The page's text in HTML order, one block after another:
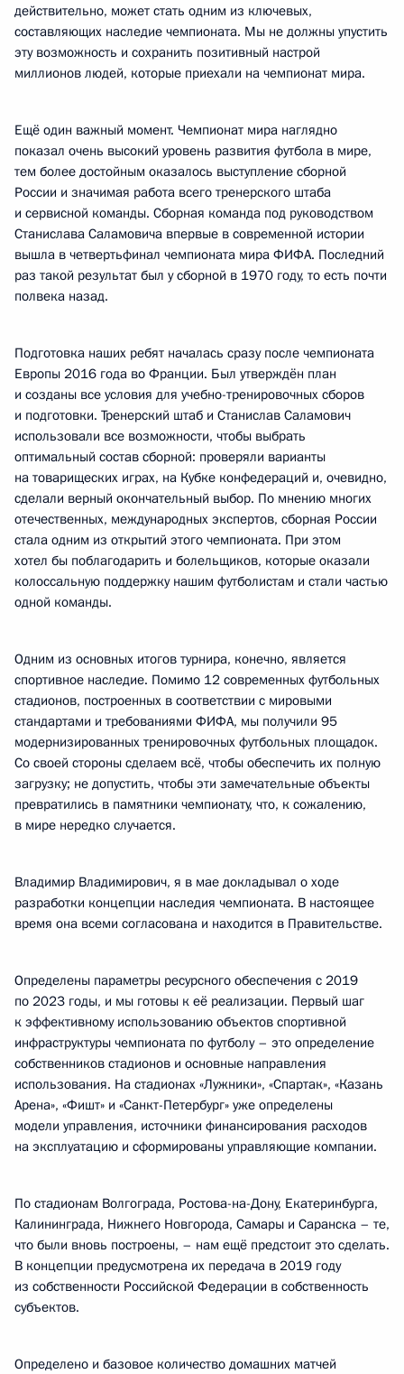
действительно, может стать одним из ключевых,
составляющих наследие чемпионата. Мы не должны упустить
эту возможность и сохранить позитивный настрой
миллионов людей, которые приехали на чемпионат мира.
Ещё один важный момент. Чемпионат мира наглядно
показал очень высокий уровень развития футбола в мире,
тем более достойным оказалось выступление сборной
России и значимая работа всего тренерского штаба
и сервисной команды. Сборная команда под руководством
Станислава Саламовича впервые в современной истории
вышла в четвертьфинал чемпионата мира ФИФА. Последний
раз такой результат был у сборной в 1970 году, то есть почти
полвека назад.
Подготовка наших ребят началась сразу после чемпионата
Европы 2016 года во Франции. Был утверждён план
и созданы все условия для учебно-тренировочных сборов
и подготовки. Тренерский штаб и Станислав Саламович
использовали все возможности, чтобы выбрать
оптимальный состав сборной: проверяли варианты
на товарищеских играх, на Кубке конфедераций и, очевидно,
сделали верный окончательный выбор. По мнению многих
отечественных, международных экспертов, сборная России
стала одним из открытий этого чемпионата. При этом
хотел бы поблагодарить и болельщиков, которые оказали
колоссальную поддержку нашим футболистам и стали частью
одной команды.
Одним из основных итогов турнира, конечно, является
спортивное наследие. Помимо 12 современных футбольных
стадионов, построенных в соответствии с мировыми
стандартами и требованиями ФИФА, мы получили 95
модернизированных тренировочных футбольных площадок.
Со своей стороны сделаем всё, чтобы обеспечить их полную
загрузку; не допустить, чтобы эти замечательные объекты
превратились в памятники чемпионату, что, к сожалению,
в мире нередко случается.
Владимир Владимирович, я в мае докладывал о ходе
разработки концепции наследия чемпионата. В настоящее
время она всеми согласована и находится в Правительстве.
Определены параметры ресурсного обеспечения с 2019
по 2023 годы, и мы готовы к её реализации. Первый шаг
к эффективному использованию объектов спортивной
инфраструктуры чемпионата по футболу – это определение
собственников стадионов и основные направления
использования. На стадионах «Лужники», «Спартак», «Казань
Арена», «Фишт» и «Санкт-Петербург» уже определены
модели управления, источники финансирования расходов
на эксплуатацию и сформированы управляющие компании.
По стадионам Волгограда, Ростова-на-Дону, Екатеринбурга,
Калининграда, Нижнего Новгорода, Самары и Саранска – те,
что были вновь построены, – нам ещё предстоит это сделать.
В концепции предусмотрена их передача в 2019 году
из собственности Российской Федерации в собственность
субъектов.
Определено и базовое количество домашних матчей